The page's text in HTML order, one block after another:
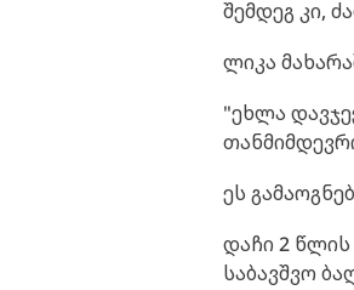
შემდეგ კი,
ლიკა
"ეხლა
ეს
დაჩი 2
საბავშვო